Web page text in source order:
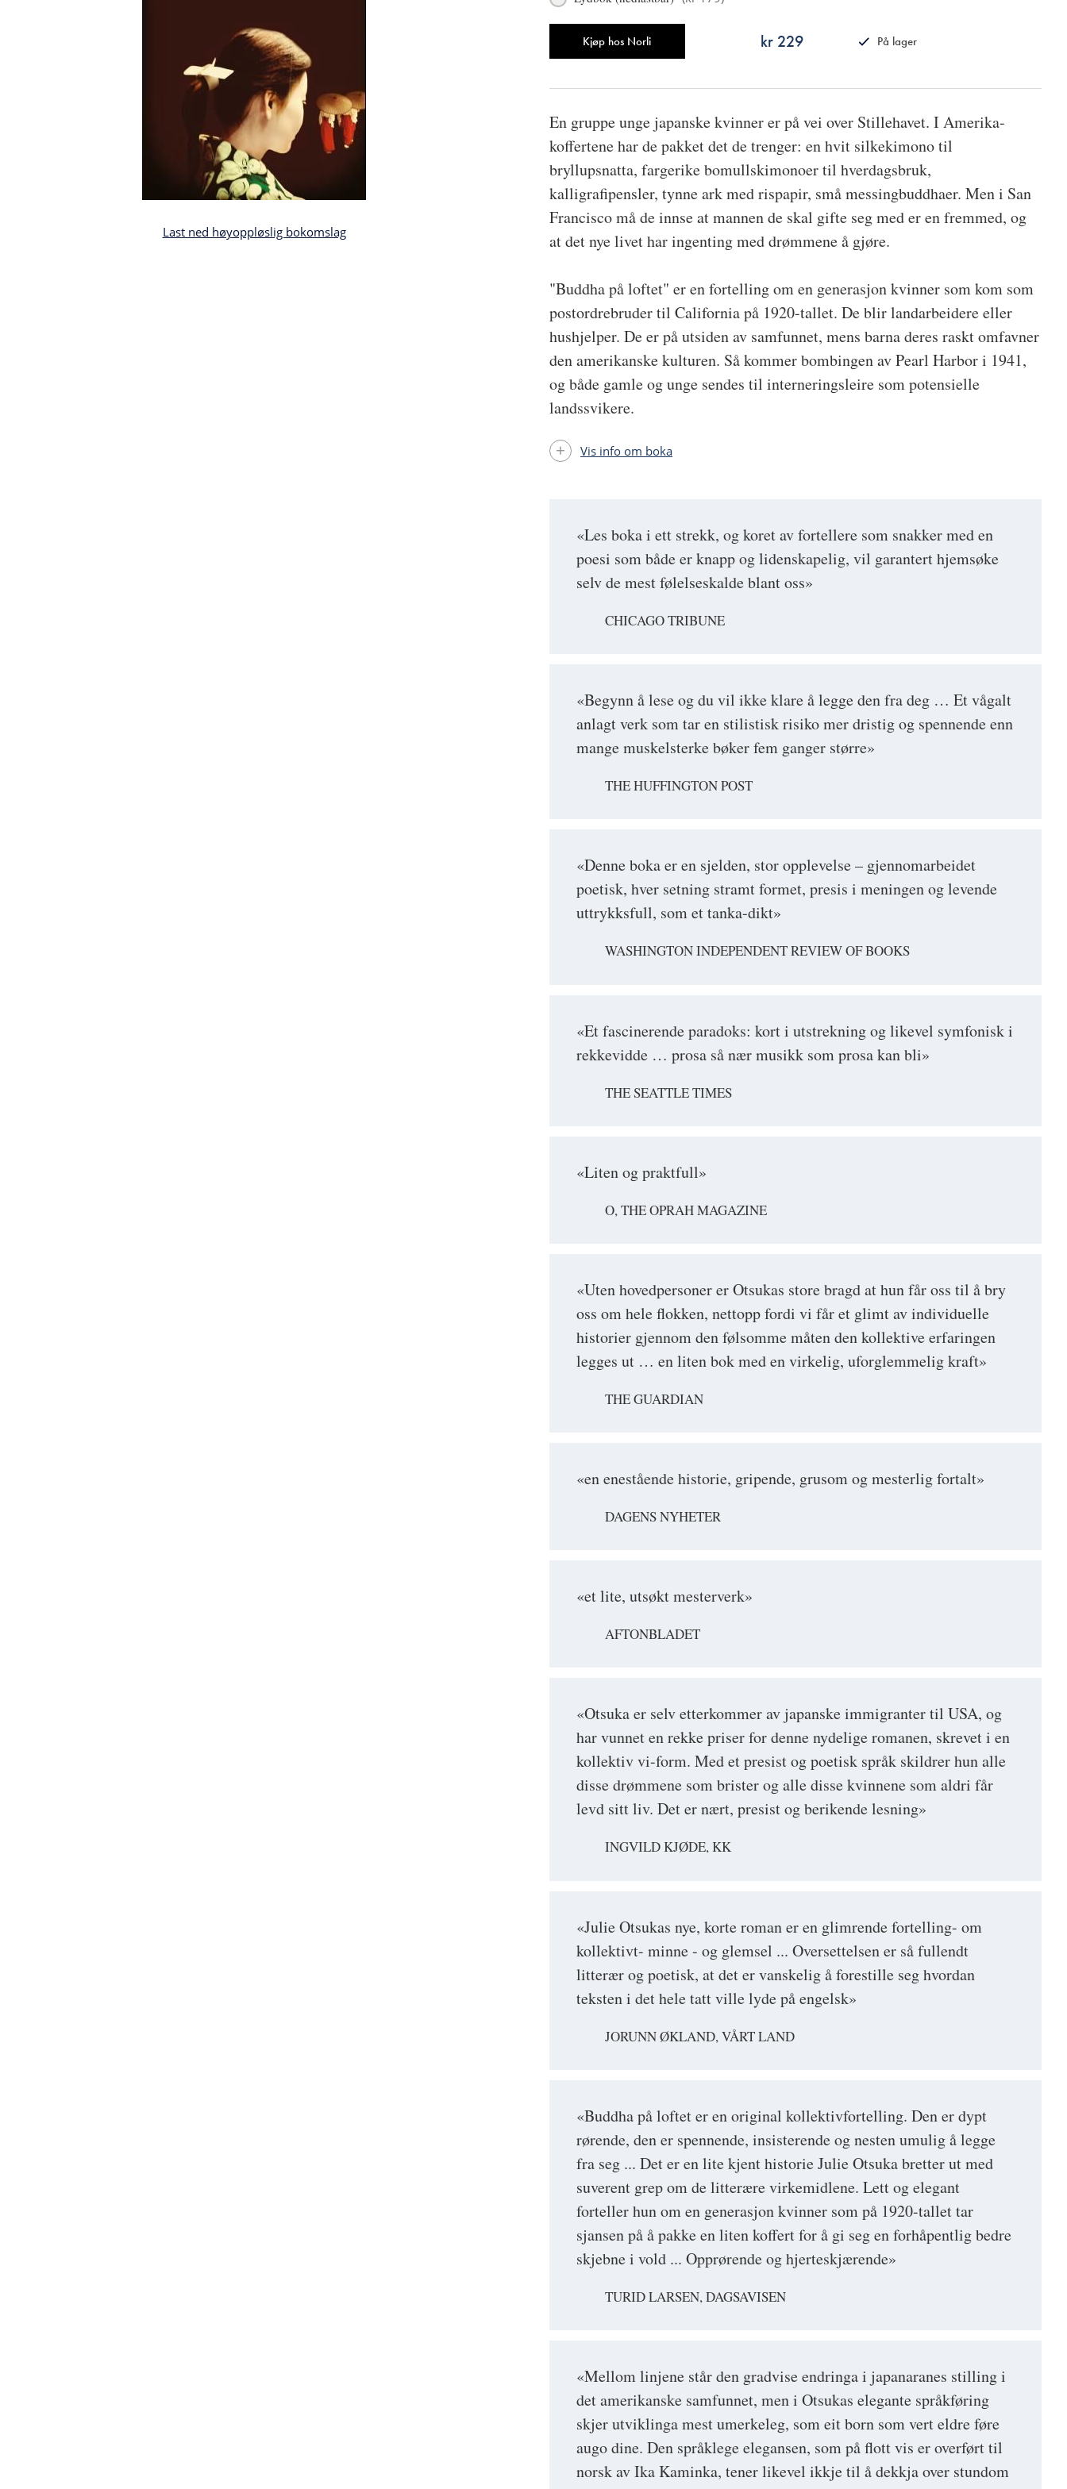
Last ned høyoppløslig bokomslag
Kjøp hos Norli kr 229
På lager
«Les boka i ett strekk, og koret av fortellere som snakker med en
poesi som både er knapp og lidenskapelig, vil garantert hjemsøke
selv de mest følelseskalde blant oss»
CHICAGO TRIBUNE
«Begynn å lese og du vil ikke klare å legge den fra deg … Et vågalt
anlagt verk som tar en stilistisk risiko mer dristig og spennende enn
mange muskelsterke bøker fem ganger større»
THE HUFFINGTON POST
«Denne boka er en sjelden, stor opplevelse – gjennomarbeidet
poetisk, hver setning stramt formet, presis i meningen og levende
uttrykksfull, som et tanka-dikt»
WASHINGTON INDEPENDENT REVIEW OF BOOKS
«Et fascinerende paradoks: kort i utstrekning og likevel symfonisk i
rekkevidde … prosa så nær musikk som prosa kan bli»
THE SEATTLE TIMES
«Liten og praktfull»
O, THE OPRAH MAGAZINE
«Uten hovedpersoner er Otsukas store bragd at hun får oss til å bry
oss om hele flokken, nettopp fordi vi får et glimt av individuelle
historier gjennom den følsomme måten den kollektive erfaringen
legges ut … en liten bok med en virkelig, uforglemmelig kraft»
THE GUARDIAN
«en enestående historie, gripende, grusom og mesterlig fortalt»
DAGENS NYHETER
«et lite, utsøkt mesterverk»
AFTONBLADET
«Otsuka er selv etterkommer av japanske immigranter til USA, og
har vunnet en rekke priser for denne nydelige romanen, skrevet i en
kollektiv vi-form. Med et presist og poetisk språk skildrer hun alle
disse drømmene som brister og alle disse kvinnene som aldri får
levd sitt liv. Det er nært, presist og berikende lesning»
INGVILD KJØDE, KK
«Julie Otsukas nye, korte roman er en glimrende fortelling- om
kollektivt- minne - og glemsel ... Oversettelsen er så fullendt
litterær og poetisk, at det er vanskelig å forestille seg hvordan
teksten i det hele tatt ville lyde på engelsk»
JORUNN ØKLAND, VÅRT LAND
«Buddha på loftet er en original kollektivfortelling. Den er dypt
rørende, den er spennende, insisterende og nesten umulig å legge
fra seg ... Det er en lite kjent historie Julie Otsuka bretter ut med
suverent grep om de litterære virkemidlene. Lett og elegant
forteller hun om en generasjon kvinner som på 1920-tallet tar
sjansen på å pakke en liten koffert for å gi seg en forhåpentlig bedre
skjebne i vold ... Opprørende og hjerteskjærende»
TURID LARSEN, DAGSAVISEN
«Mellom linjene står den gradvise endringa i japanaranes stilling i
det amerikanske samfunnet, men i Otsukas elegante språkføring
skjer utviklinga mest umerkeleg, som eit born som vert eldre føre
augo dine. Den språklege elegansen, som på flott vis er overført til
norsk av Ika Kaminka, tener likevel ikkje til å dekkja over stundom
En gruppe unge japanske kvinner er på vei over Stillehavet. I Amerika-
koffertene har de pakket det de trenger: en hvit silkekimono til
bryllupsnatta, fargerike bomullskimonoer til hverdagsbruk,
kalligrafipensler, tynne ark med rispapir, små messingbuddhaer. Men i San
Francisco må de innse at mannen de skal gifte seg med er en fremmed, og
at det nye livet har ingenting med drømmene å gjøre.
"Buddha på loftet" er en fortelling om en generasjon kvinner som kom som
postordrebruder til California på 1920-tallet. De blir landarbeidere eller
hushjelper. De er på utsiden av samfunnet, mens barna deres raskt omfavner
den amerikanske kulturen. Så kommer bombingen av Pearl Harbor i 1941,
og både gamle og unge sendes til interneringsleire som potensielle
landssvikere.
Vis info om boka